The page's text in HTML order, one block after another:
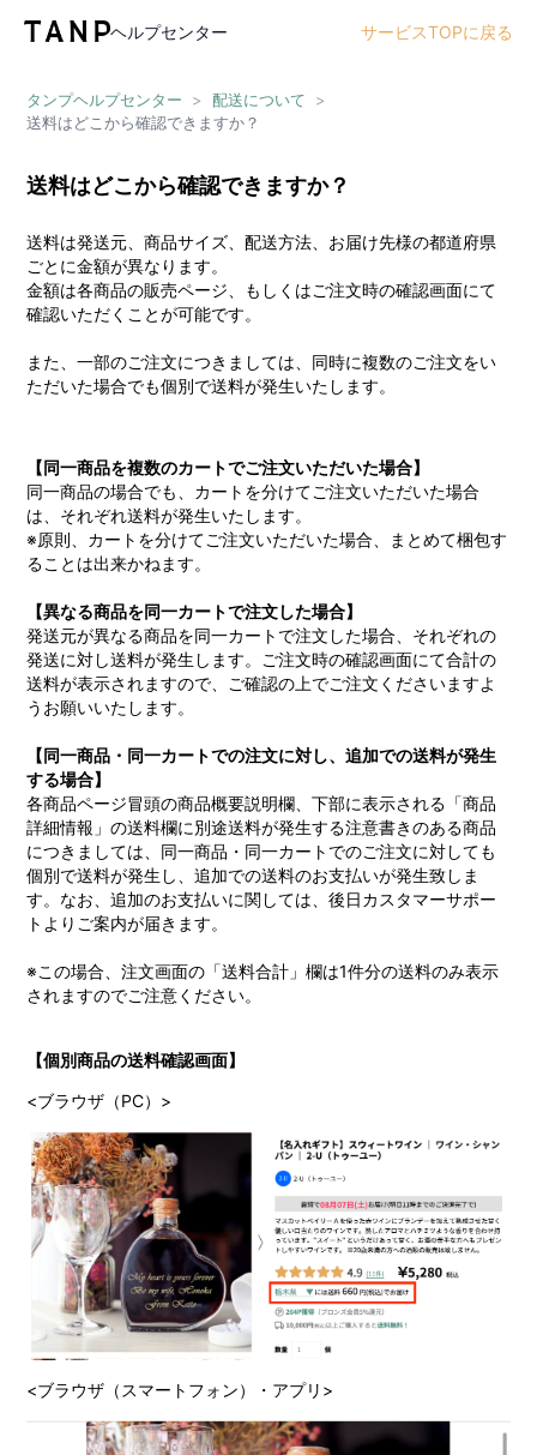
ヘルプセンター サービスTOPに戻る
タンプヘルプセンター > 配送について
>
送料はどこから確認できますか？
送料はどこから確認できますか？
送料は発送元、商品サイズ、配送方法、お届け先様の都道府県
ごとに金額が異なります。
金額は各商品の販売ページ、もしくはご注文時の確認画面にて
確認いただくことが可能です。
また、一部のご注文につきましては、同時に複数のご注文をい
ただいた場合でも個別で送料が発生いたします。
【同一商品を複数のカートでご注文いただいた場合】
同一商品の場合でも、カートを分けてご注文いただいた場合
は、それぞれ送料が発生いたします。
※原則、カートを分けてご注文いただいた場合、まとめて梱包す
ることは出来かねます。
【異なる商品を同一カートで注文した場合】
発送元が異なる商品を同一カートで注文した場合、それぞれの
発送に対し送料が発生します。ご注文時の確認画面にて合計の
送料が表示されますので、ご確認の上でご注文くださいますよ
うお願いいたします。
【同一商品・同一カートでの注文に対し、追加での送料が発生
する場合】
各商品ページ冒頭の商品概要説明欄、下部に表示される「商品
詳細情報」の送料欄に別途送料が発生する注意書きのある商品
につきましては、同一商品・同一カートでのご注文に対しても
個別で送料が発生し、追加での送料のお支払いが発生致しま
す。なお、追加のお支払いに関しては、後日カスタマーサポー
トよりご案内が届きます。
※この場合、注文画面の「送料合計」欄は1件分の送料のみ表示
されますのでご注意ください。
【個別商品の送料確認画面】
<ブラウザ（PC）>
<ブラウザ（スマートフォン）・アプリ>